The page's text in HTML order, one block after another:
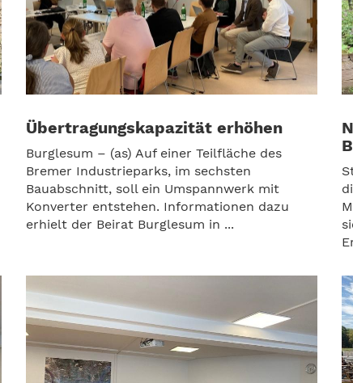
Übertragungskapazität erhöhen
Burglesum – (as) Auf einer Teilfläche des
Bremer Industrieparks, im sechsten
Bauabschnitt, soll ein Umspannwerk mit
Konverter entstehen. Informationen dazu
erhielt der Beirat Burglesum in ...